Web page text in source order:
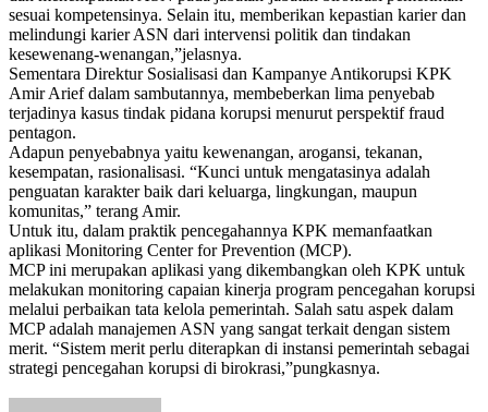
sesuai kompetensinya. Selain itu, memberikan kepastian karier dan
melindungi karier ASN dari intervensi politik dan tindakan
kesewenang-wenangan,”jelasnya.
Sementara Direktur Sosialisasi dan Kampanye Antikorupsi KPK
Amir Arief dalam sambutannya, membeberkan lima penyebab
terjadinya kasus tindak pidana korupsi menurut perspektif fraud
pentagon.
Adapun penyebabnya yaitu kewenangan, arogansi, tekanan,
kesempatan, rasionalisasi. “Kunci untuk mengatasinya adalah
penguatan karakter baik dari keluarga, lingkungan, maupun
komunitas,” terang Amir.
Untuk itu, dalam praktik pencegahannya KPK memanfaatkan
aplikasi Monitoring Center for Prevention (MCP).
MCP ini merupakan aplikasi yang dikembangkan oleh KPK untuk
melakukan monitoring capaian kinerja program pencegahan korupsi
melalui perbaikan tata kelola pemerintah. Salah satu aspek dalam
MCP adalah manajemen ASN yang sangat terkait dengan sistem
merit. “Sistem merit perlu diterapkan di instansi pemerintah sebagai
strategi pencegahan korupsi di birokrasi,”pungkasnya.